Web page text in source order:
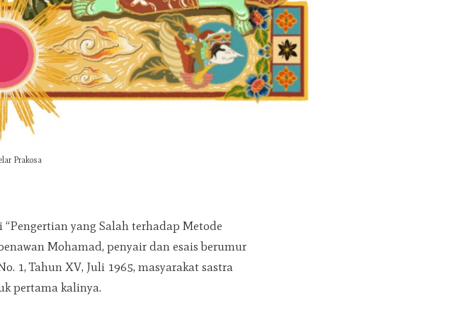
Prakosa
yang Salah terhadap Metode
Mohamad, penyair dan esais berumur
1, Tahun XV, Juli 1965, masyarakat sastra
pertama kalinya.